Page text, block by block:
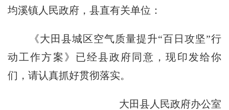
均溪镇人民政府，县直有关单位：
《大田县城区空气质量提升“百日攻坚”行
动工作方案》已经县政府同意，现印发给你
们，请认真抓好贯彻落实。
大田县人民政府办公室